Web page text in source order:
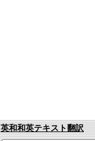
英和和英テキスト翻訳